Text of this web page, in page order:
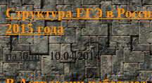
Структура ЕГЭ в
2015 года
ria30.ru - 10.04.2014